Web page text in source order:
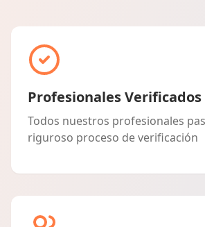
Profesionales Verificados
Todos nuestros profesionales
riguroso proceso de verificación